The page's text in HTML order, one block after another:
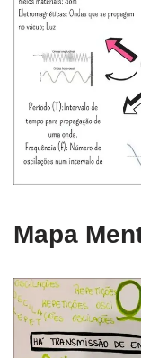
Mapa